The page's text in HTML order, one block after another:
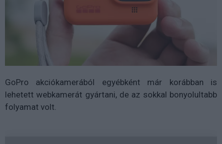
GoPro akciókamerából egyébként már korábban is
lehetett webkamerát gyártani, de az sokkal bonyolultabb
folyamat volt.